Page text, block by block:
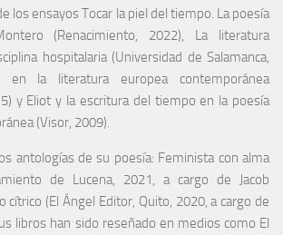
los ensayos Tocar la piel del tiempo. La poesía
(Renacimiento, 2022), La literatura
hospitalaria (Universidad de Salamanca,
en la literatura europea contemporánea
y Eliot y la escritura del tiempo en la poesía
(Visor, 2009).
antologías de su poesía: Feminista con alma
de Lucena, 2021, a cargo de Jacob
cítrico (El Ángel Editor, Quito, 2020, a cargo de
libros han sido reseñado en medios como El